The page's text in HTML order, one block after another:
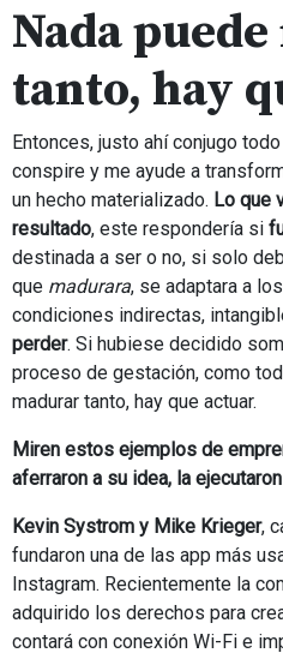
Nada
tanto, hay
Entonces, justo ahí conjugo
conspire y me ayude a
un hecho materializado. Lo que
resultado, este respondería si
destinada a ser o no, si solo
que madurara, se adaptara a
condiciones indirectas,
perder. Si hubiese decidido
proceso de gestación, como
madurar tanto, hay que actuar.
Miren estos ejemplos de
aferraron a su idea, la
Kevin Systrom y Mike Krieger,
fundaron una de las app más
Instagram. Recientemente la
adquirido los derechos para
contará con conexión Wi-Fi e